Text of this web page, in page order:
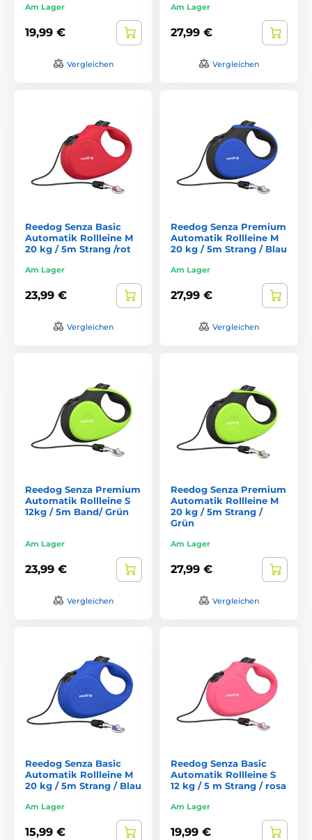
Am Lager
19,99 €
Vergleichen
Am Lager
27,99 €
Vergleichen
Reedog Senza Basic
Automatik Rollleine M
20 kg / 5m Strang /rot
Am Lager
23,99 €
Vergleichen
Reedog Senza Premium
Automatik Rollleine M
20 kg / 5m Strang / Blau
Am Lager
27,99 €
Vergleichen
Reedog Senza Premium
Automatik Rollleine S
12kg / 5m Band/ Grün
Am Lager
23,99 €
Vergleichen
Reedog Senza Premium
Automatik Rollleine M
20 kg / 5m Strang /
Grün
Am Lager
27,99 €
Vergleichen
Reedog Senza Basic
Automatik Rollleine M
20 kg / 5m Strang / Blau
Am Lager
15,99 €
Reedog Senza Basic
Automatik Rollleine S
12 kg / 5 m Strang / rosa
Am Lager
19,99 €